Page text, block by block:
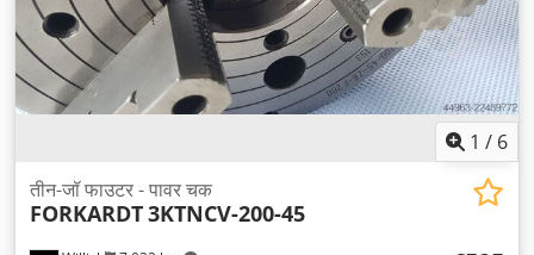
1 / 6
तीन-जॉ फाउटर - पावर चक
FORKARDT3KTNCV-200-45